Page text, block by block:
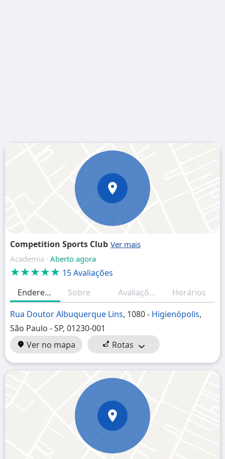
Competition Sports Club
Academia · Aberto agora
★★★★★ 15 Avaliações
Endereço
Sobre Avaliações (resumo)
Horários
Rua Doutor Albuquerque Lins, 1080 - Higienópolis,
São Paulo - SP, 01230-001
Ver no mapa
Rotas